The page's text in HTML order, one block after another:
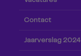
Contact
Jaarverslag 2024